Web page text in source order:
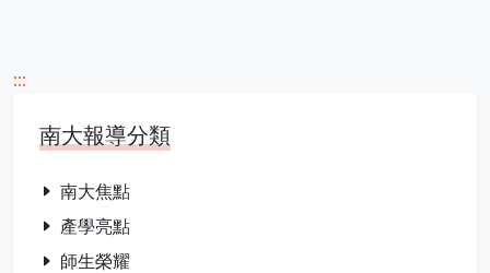
:::
南大報導分類
南大焦點
產學亮點
師生榮耀